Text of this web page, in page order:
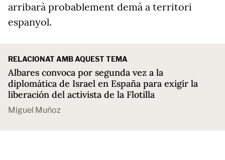
arribarà probablement demà a territori
espanyol.
RELACIONAT AMB AQUEST TEMA
Albares convoca por segunda vez a la
diplomática de Israel en España para exigir la
liberación del activista de la Flotilla
Miguel Muñoz